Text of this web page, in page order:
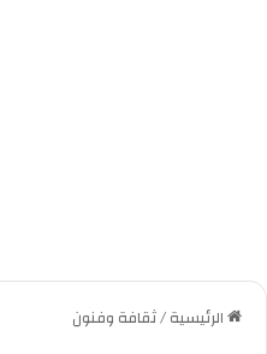
الرئيسية/ثقافة وفنون